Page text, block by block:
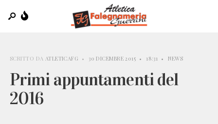
SCRITTO DA ATLETICAFG • 30 DICEMBRE 2015 • 18:31 • NEWS
Primi appuntamenti del
2016